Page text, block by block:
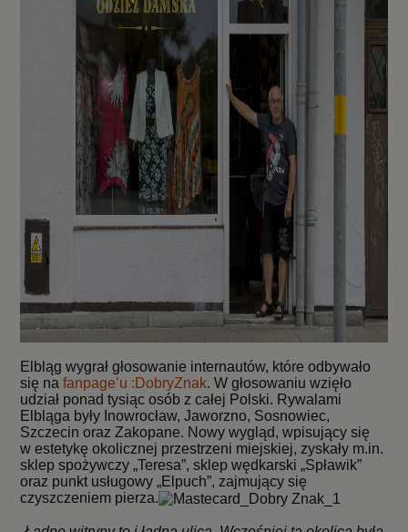
Elbląg wygrał głosowanie internautów, które odbywało
się nafanpage’u :DobryZnak. W głosowaniu wzięło
udział ponad tysiąc osób z całej Polski. Rywalami
Elbląga były Inowrocław, Jaworzno, Sosnowiec,
Szczecin oraz Zakopane. Nowy wygląd, wpisujący się
w estetykę okolicznej przestrzeni miejskiej, zyskały m.in.
sklep spożywczy „Teresa”, sklep wędkarski „Spławik”
oraz punkt usługowy „Elpuch”, zajmujący się
czyszczeniem pierza.